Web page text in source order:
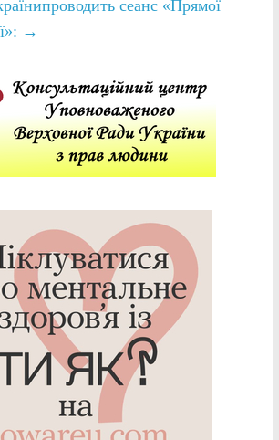
сеанс «Прямої
→